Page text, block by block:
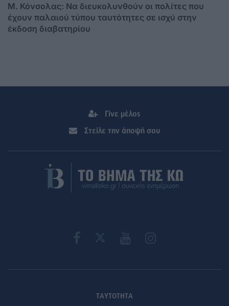
Μ. Κόνσολας: Να διευκολυνθούν οι πολίτες που
έχουν παλαιού τύπου ταυτότητες σε ισχύ στην
έκδοση διαβατηρίου
Γίνε μέλος
Στείλε την άποψή σου
ΤΑΥΤΟΤΗΤΑ